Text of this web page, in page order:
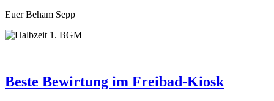
Euer Beham Sepp
Beste Bewirtung im Freibad-Kiosk